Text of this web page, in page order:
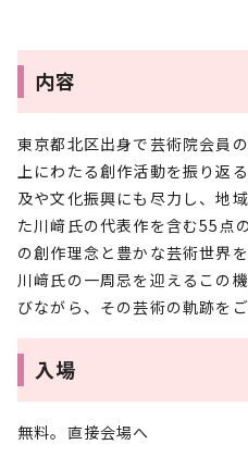
内容
東京都北区出身で芸術院会員
上にわたる創作活動を振り返
及や文化振興にも尽力し、地
た川﨑氏の代表作を含む55点
の創作理念と豊かな芸術世界
川﨑氏の一周忌を迎えるこの
びながら、その芸術の軌跡を
入場
無料。直接会場へ